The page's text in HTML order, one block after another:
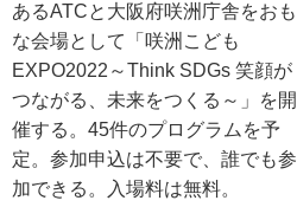
あるATCと大阪府咲洲庁舎をおも
な会場として「咲洲こども
EXPO2022～Think SDGs 笑顔が
つながる、未来をつくる～」を開
催する。45件のプログラムを予
定。参加申込は不要で、誰でも参
加できる。入場料は無料。